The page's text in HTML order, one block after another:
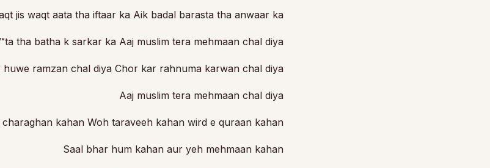
jis waqt aata tha iftaar ka Aik badal barasta tha anwaar ka
tha batha k sarkar ka Aaj muslim tera mehmaan chal diya
huwe ramzan chal diya Chor kar rahnuma karwan chal diya
Aaj muslim tera mehmaan chal diya
kahan Woh taraveeh kahan wird e quraan kahan
Saal bhar hum kahan aur yeh mehmaan kahan